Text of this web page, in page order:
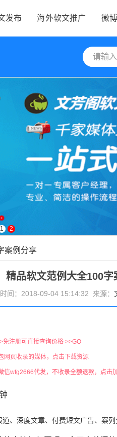
微
海外软文推广
发布
1 2
案例分享
精品软文范例大全100字
间：2018-09-04 15:14:32 来源：
注册可直接查询价格 >>GO
网页收录的媒体，点击下载资源
信wfg2666代发，不收录全额退款，点击
、深度文章、付费短文广告、案